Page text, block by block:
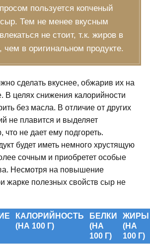
пользуется копченый
Тем не менее вкусным
не стоит, т.к. жиров в
в оригинальном продукте.
сделать вкуснее, обжарив их на
В целях снижения калорийности
без масла. В отличие от других
не плавится и выделяет
не дает ему подгореть.
будет иметь немного хрустящую
сочным и приобретет особые
Несмотря на повышение
жарке полезных свойств сыр не
КАЛОРИЙНОСТЬ
(НА 100 Г)
БЕЛКИ
(НА
100 Г)
ЖИРЫ
(НА
100 Г)